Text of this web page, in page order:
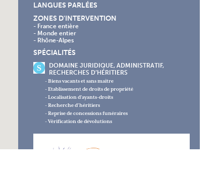
LANGUES PARLÉES
ZONES D'INTERVENTION
- France entière
- Monde entier
- Rhône-Alpes
SPÉCIALITÉS
DOMAINE JURIDIQUE, ADMINISTRATIF,
RECHERCHES D’HÉRITIERS
- Biens vacants et sans maître
- Etablissement de droits de propriété
- Localisation d’ayants-droits
- Recherche d’héritiers
- Reprise de concessions funéraires
- Vérification de dévolutions